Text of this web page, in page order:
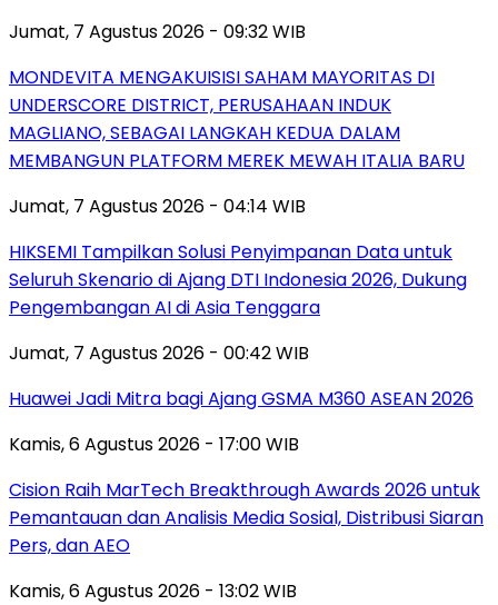
Jumat, 7 Agustus 2026 - 09:32 WIB
MONDEVITA MENGAKUISISI SAHAM MAYORITAS DI
UNDERSCORE DISTRICT, PERUSAHAAN INDUK
MAGLIANO, SEBAGAI LANGKAH KEDUA DALAM
MEMBANGUN PLATFORM MEREK MEWAH ITALIA BARU
Jumat, 7 Agustus 2026 - 04:14 WIB
HIKSEMI Tampilkan Solusi Penyimpanan Data untuk
Seluruh Skenario di Ajang DTI Indonesia 2026, Dukung
Pengembangan AI di Asia Tenggara
Jumat, 7 Agustus 2026 - 00:42 WIB
Huawei Jadi Mitra bagi Ajang GSMA M360 ASEAN 2026
Kamis, 6 Agustus 2026 - 17:00 WIB
Cision Raih MarTech Breakthrough Awards 2026 untuk
Pemantauan dan Analisis Media Sosial, Distribusi Siaran
Pers, dan AEO
Kamis, 6 Agustus 2026 - 13:02 WIB